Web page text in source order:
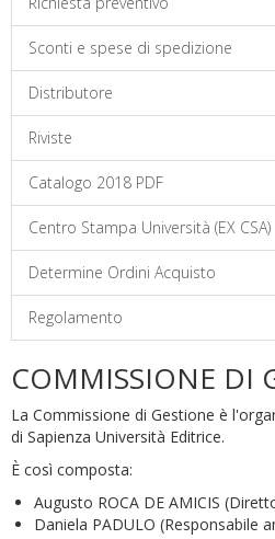
Sconti e spese di spedizione
Distributore
Riviste
Catalogo 2018 PDF
Centro Stampa Università (EX CSA)
Determine Ordini Acquisto
Regolamento
COMMISSIONE DI
La Commissione di Gestione è
di Sapienza Università Editrice.
È così composta:
Augusto ROCA DE AMICIS
Daniela PADULO (Responsabile